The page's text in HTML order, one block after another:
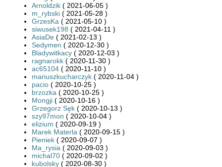
Arnoldzik ( 2021-06-05 )
m_rybski ( 2021-05-28 )
GrzesKa ( 2021-05-10 )
siwusek198 ( 2021-04-11 )
AsiaDe ( 2021-02-13 )
Sedymen ( 2020-12-30 )
Bladywitkacy ( 2020-12-03 )
ragnarokk ( 2020-11-30 )
ac65104 ( 2020-11-10 )
mariuszkucharczyk ( 2020-11-04 )
pacio ( 2020-10-25 )
brzozka ( 2020-10-25 )
Mongji ( 2020-10-16 )
Grzegorz Sęk ( 2020-10-13 )
szy97mon ( 2020-10-04 )
elizium ( 2020-09-19 )
Marek Materla ( 2020-09-15 )
Pieniek ( 2020-09-07 )
Ma_rysia ( 2020-09-03 )
michal70 ( 2020-09-02 )
kubolsky ( 2020-08-30 )